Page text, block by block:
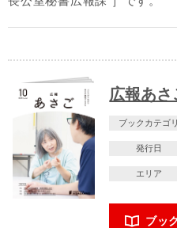
広報あ
ブックカテゴリ
発行日
エリア
ブッ